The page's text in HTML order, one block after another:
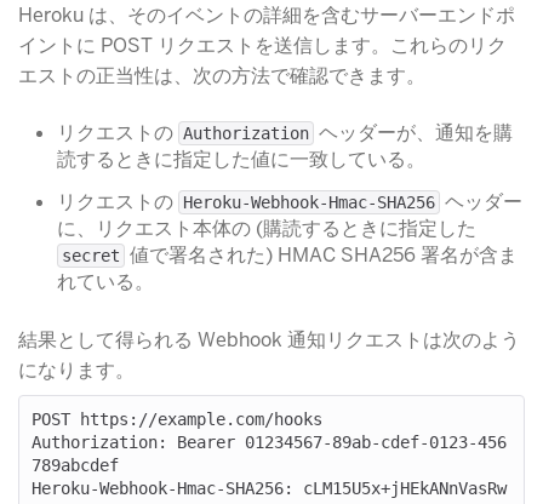
Heroku は、そのイベントの詳細を含むサーバーエンドポ
イントに POST リクエストを送信します。これらのリク
エストの正当性は、次の方法で確認できます。
リクエストの Authorization ​ ヘッダーが、通知を購
読するときに指定した値に一致している。
リクエストの Heroku-Webhook-Hmac-SHA256 ​ ヘッダー
に、リクエスト本体の (購読するときに指定した
secret ​ 値で署名された) HMAC SHA256 署名が含ま
れている。
結果として得られる Webhook 通知リクエストは次のよう
になります。
POST https://example.com/hooks
Authorization: Bearer 01234567-89ab-cdef-0123-456
789abcdef
Heroku-Webhook-Hmac-SHA256: cLM15U5x+jHEkANnVasRw